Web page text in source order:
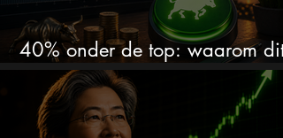
40% onder de top: waarom dit
aandeel weer interessant wordt